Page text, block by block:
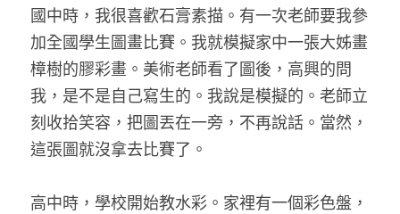
國中時，我很喜歡石膏素描。有一次老師要我參
加全國學生圖畫比賽。我就模擬家中一張大姊畫
樟樹的膠彩畫。美術老師看了圖後，高興的問
我，是不是自己寫生的。我說是模擬的。老師立
刻收拾笑容，把圖丟在一旁，不再說話。當然，
這張圖就沒拿去比賽了。
高中時，學校開始教水彩。家裡有一個彩色盤，